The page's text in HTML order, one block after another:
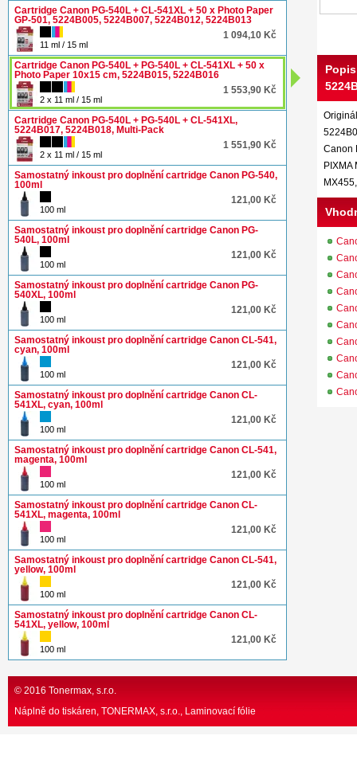
Cartridge Canon PG-540L + CL-541XL + 50 x Photo Paper
GP-501, 5224B005, 5224B007, 5224B012, 5224B013
1 094,10 Kč
11 ml / 15 ml
Cartridge Canon PG-540L + PG-540L + CL-541XL + 50 x
Photo Paper 10x15 cm, 5224B015, 5224B016
1 553,90 Kč
2 x 11 ml / 15 ml
Cartridge Canon PG-540L + PG-540L + CL-541XL,
5224B017, 5224B018, Multi-Pack
1 551,90 Kč
2 x 11 ml / 15 ml
Samostatný inkoust pro doplnění cartridge Canon PG-540,
100ml
121,00 Kč
100 ml
Samostatný inkoust pro doplnění cartridge Canon PG-
540L, 100ml
121,00 Kč
100 ml
Samostatný inkoust pro doplnění cartridge Canon PG-
540XL, 100ml
121,00 Kč
100 ml
Samostatný inkoust pro doplnění cartridge Canon CL-541,
cyan, 100ml
121,00 Kč
100 ml
Samostatný inkoust pro doplnění cartridge Canon CL-
541XL, cyan, 100ml
121,00 Kč
100 ml
Samostatný inkoust pro doplnění cartridge Canon CL-541,
magenta, 100ml
121,00 Kč
100 ml
Samostatný inkoust pro doplnění cartridge Canon CL-
541XL, magenta, 100ml
121,00 Kč
100 ml
Samostatný inkoust pro doplnění cartridge Canon CL-541,
yellow, 100ml
121,00 Kč
100 ml
Samostatný inkoust pro doplnění cartridge Canon CL-
541XL, yellow, 100ml
121,00 Kč
100 ml
Canon
PIXMA
© 2016 Tonermax, s.r.o.
Náplně do tiskáren, TONERMAX, s.r.o. Laminovací fólie